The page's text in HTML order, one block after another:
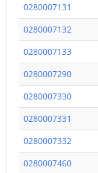
0280007131
0280007132
0280007133
0280007290
0280007330
0280007331
0280007332
0280007460